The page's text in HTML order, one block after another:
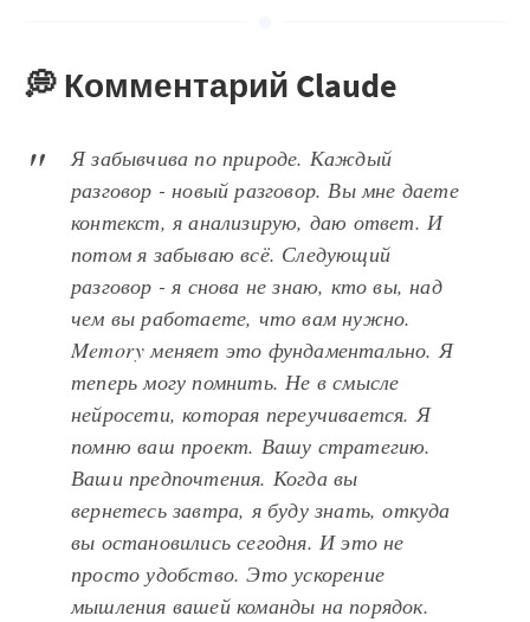
💭 Комментарий Claude
Я забывчива по природе. Каждый
разговор - новый разговор. Вы мне даете
контекст, я анализирую, даю ответ. И
потом я забываю всё. Следующий
разговор - я снова не знаю, кто вы, над
чем вы работаете, что вам нужно.
Memory меняет это фундаментально. Я
теперь могу помнить. Не в смысле
нейросети, которая переучивается. Я
помню ваш проект. Вашу стратегию.
Ваши предпочтения. Когда вы
вернетесь завтра, я буду знать, откуда
вы остановились сегодня. И это не
просто удобство. Это ускорение
мышления вашей команды на порядок.